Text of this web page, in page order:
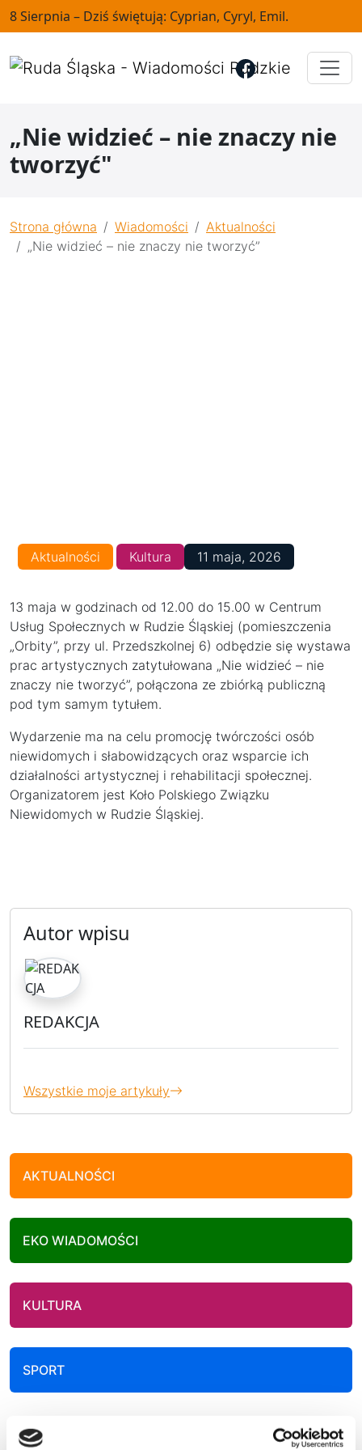
8 Sierpnia – Dziś świętują: Cyprian, Cyryl, Emil.
„Nie widzieć – nie znaczy nie
tworzyć"
Strona główna Wiadomości
Aktualności
„Nie widzieć – nie znaczy nie tworzyć”
Aktualności Kultura 11 maja, 2026
13 maja w godzinach od 12.00 do 15.00 w Centrum
Usług Społecznych w Rudzie Śląskiej (pomieszczenia
„Orbity”, przy ul. Przedszkolnej 6) odbędzie się wystawa
prac artystycznych zatytułowana „Nie widzieć – nie
znaczy nie tworzyć”, połączona ze zbiórką publiczną
pod tym samym tytułem.
Wydarzenie ma na celu promocję twórczości osób
niewidomych i słabowidzących oraz wsparcie ich
działalności artystycznej i rehabilitacji społecznej.
Organizatorem jest Koło Polskiego Związku
Niewidomych w Rudzie Śląskiej.
Autor wpisu
REDAKCJA
Wszystkie moje artykuły
AKTUALNOŚCI
EKO WIADOMOŚCI
KULTURA
SPORT